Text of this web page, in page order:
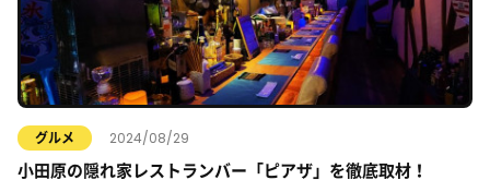
グルメ 2024/08/29
小田原の隠れ家レストランバー「ピアザ」を徹底取材！